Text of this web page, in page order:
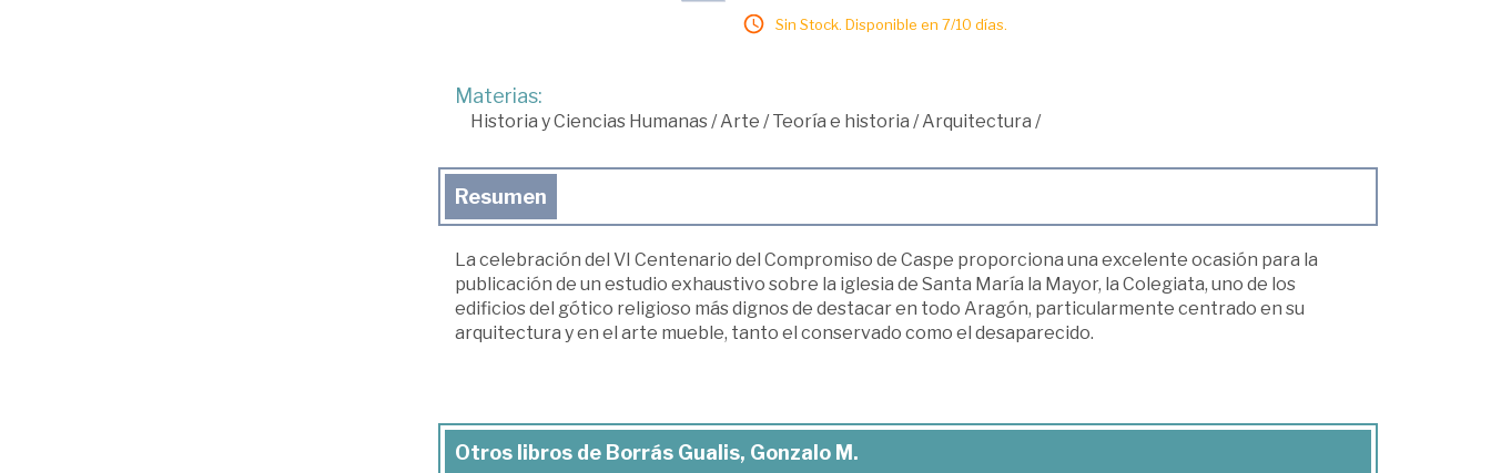
Sin Stock. Disponible en 7/10 días.
Materias:
Historia y Ciencias Humanas/Arte /Teoría e historia /Arquitectura /
Resumen
La celebración del VI Centenario del Compromiso de Caspe proporciona una excelente ocasión para la
publicación de un estudio exhaustivo sobre la iglesia de Santa María la Mayor, la Colegiata, uno de los
edificios del gótico religioso más dignos de destacar en todo Aragón, particularmente centrado en su
arquitectura y en el arte mueble, tanto el conservado como el desaparecido.
Otros libros de Borrás Gualis, Gonzalo M.